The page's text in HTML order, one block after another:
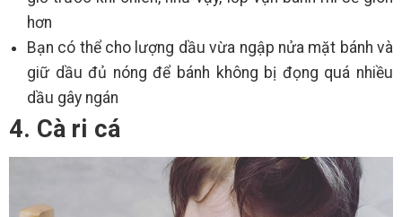
hơn
Bạn có thể cho lượng dầu vừa ngập nửa mặt bánh và
giữ dầu đủ nóng để bánh không bị đọng quá nhiều
dầu gây ngán
4. Cà ri cá